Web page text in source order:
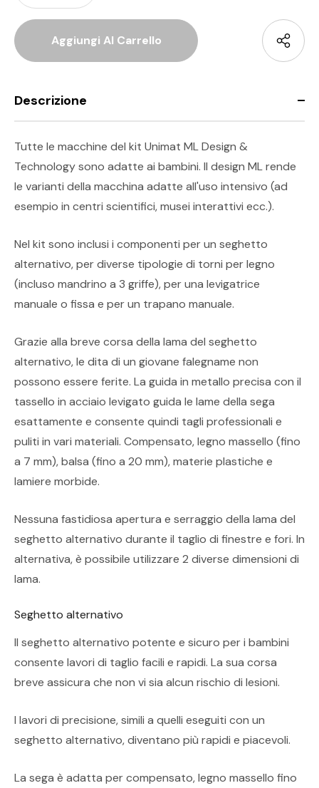
Descrizione
Tutte le macchine del kit Unimat ML Design &
Technology sono adatte ai bambini. Il design ML rende
le varianti della macchina adatte all'uso intensivo (ad
esempio in centri scientifici, musei interattivi ecc.).
Nel kit sono inclusi i componenti per un seghetto
alternativo, per diverse tipologie di torni per legno
(incluso mandrino a 3 griffe), per una levigatrice
manuale o fissa e per un trapano manuale.
Grazie alla breve corsa della lama del seghetto
alternativo, le dita di un giovane falegname non
possono essere ferite. La guida in metallo precisa con il
tassello in acciaio levigato guida le lame della sega
esattamente e consente quindi tagli professionali e
puliti in vari materiali. Compensato, legno massello (fino
a 7 mm), balsa (fino a 20 mm), materie plastiche e
lamiere morbide.
Nessuna fastidiosa apertura e serraggio della lama del
seghetto alternativo durante il taglio di finestre e fori. In
alternativa, è possibile utilizzare 2 diverse dimensioni di
lama.
Seghetto alternativo
Il seghetto alternativo potente e sicuro per i bambini
consente lavori di taglio facili e rapidi. La sua corsa
breve assicura che non vi sia alcun rischio di lesioni.
I lavori di precisione, simili a quelli eseguiti con un
seghetto alternativo, diventano più rapidi e piacevoli.
La sega è adatta per compensato, legno massello fino